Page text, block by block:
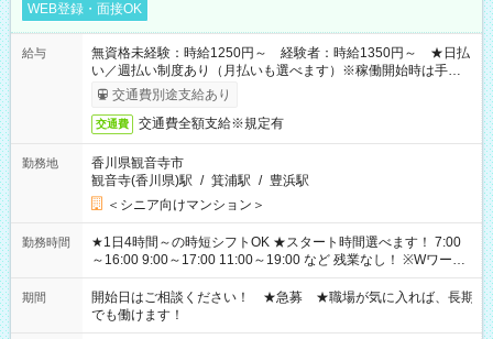
WEB登録・面接OK
給与
無資格未経験：時給1250円～ 経験者：時給1350円～ ★日払
い／週払い制度あり（月払いも選べます）※稼働開始時は手続き
完了次第のお支払いとなります。
交通費別途支給あり
交通費 交通費全額支給※規定有
勤務地
香川県観音寺市
観音寺(香川県)駅 / 箕浦駅 / 豊浜駅
＜シニア向けマンション＞
勤務時間
★1日4時間～の時短シフトOK ★スタート時間選べます！ 7:00
～16:00 9:00～17:00 11:00～19:00 など 残業なし！ ※Wワーク
の場合、他のお仕事と合わせ週40時間超の就業はご案内できま
せん ※法令に基づき、週20時間以上勤務は社会保険への加入対
象となります ※労働者派遣法（日雇い派遣の原則禁止）によ
り、短時間・短期間の就業はご案内が難しい場合があります
期間
開始日はご相談ください！ ★急募 ★職場が気に入れば、長期
でも働けます！